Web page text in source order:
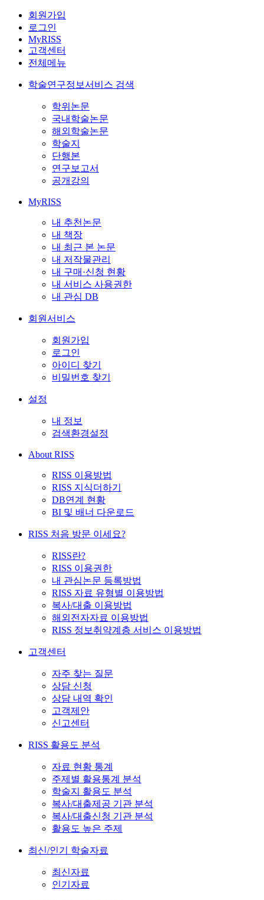
회원가입
로그인
MyRISS
고객센터
전체메뉴
학술연구정보서비스 검색
학위논문
국내학술논문
해외학술논문
학술지
단행본
연구보고서
공개강의
MyRISS
내 추천논문
내 책장
내 최근 본 논문
내 저작물관리
내 구매·신청 현황
내 서비스 사용권한
내 관심 DB
회원서비스
회원가입
로그인
아이디 찾기
비밀번호 찾기
설정
내 정보
검색환경설정
About RISS
RISS 이용방법
RISS 지식더하기
DB연계 현황
BI 및 배너 다운로드
RISS 처음 방문 이세요?
RISS란?
RISS 이용권한
내 관심논문 등록방법
RISS 자료 유형별 이용방법
복사/대출 이용방법
해외전자자료 이용방법
RISS 정보취약계층 서비스 이용방법
고객센터
자주 찾는 질문
상담 신청
상담 내역 확인
고객제안
신고센터
RISS 활용도 분석
자료 현황 통계
주제별 활용통계 분석
학술지 활용도 분석
복사/대출제공 기관 분석
복사/대출신청 기관 분석
활용도 높은 주제
최신/인기 학술자료
최신자료
인기자료